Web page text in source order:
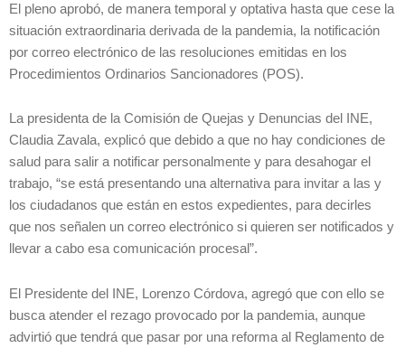
El pleno aprobó, de manera temporal y optativa hasta que cese la
situación extraordinaria derivada de la pandemia, la notificación
por correo electrónico de las resoluciones emitidas en los
Procedimientos Ordinarios Sancionadores (POS).
La presidenta de la Comisión de Quejas y Denuncias del INE,
Claudia Zavala, explicó que debido a que no hay condiciones de
salud para salir a notificar personalmente y para desahogar el
trabajo, “se está presentando una alternativa para invitar a las y
los ciudadanos que están en estos expedientes, para decirles
que nos señalen un correo electrónico si quieren ser notificados y
llevar a cabo esa comunicación procesal”.
El Presidente del INE, Lorenzo Córdova, agregó que con ello se
busca atender el rezago provocado por la pandemia, aunque
advirtió que tendrá que pasar por una reforma al Reglamento de